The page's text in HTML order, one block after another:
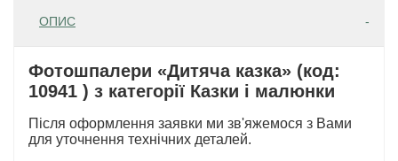
ОПИС
Фотошпалери «Дитяча казка» (код:
10941 ) з категорії Казки і малюнки
Після оформлення заявки ми зв'яжемося з Вами
для уточнення технічних деталей.